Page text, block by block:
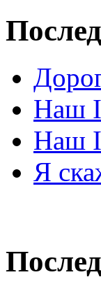
Наш
Наш
Я